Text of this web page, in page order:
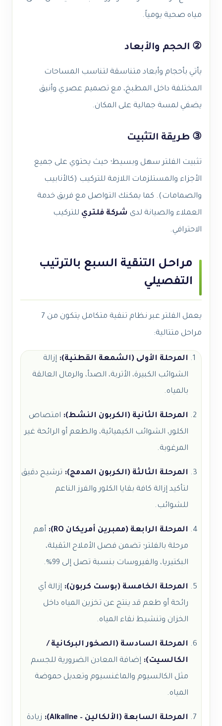
مياه صحية يومياً.
② الحجم والأبعاد
يأتي بأحجام وأبعاد متناسقة لتناسب المساحات
المختلفة داخل المطبخ، مع تصميم عصري وأنيق
يضفي لمسة جمالية على المكان.
③ طريقة التثبيت
تثبيت الفلتر سهل وبسيط؛ حيث يحتوي على جميع
الأجزاء والمستلزمات اللازمة للتركيب (كالأنابيب
والصمامات). كما يمكنك التواصل مع فريق خدمة
العملاء والصيانة لدى شركة فلتري للتركيب
الاحترافي.
مراحـل التنقية السبع بالترتيب
التفصيلي
يعمل الفلتر عبر نظام تنقية متكامل يتكون من 7
مراحل متتالية:
المرحلة الأولى (الشمعة القطنية): إزالة
الشوائب الكبيرة، الأتربة، الصدأ، والرمال العالقة
بالمياه.
المرحلة الثانية (الكربون النشط): امتصاص
الكلور، الشوائب الكيميائية، والطعم أو الرائحة غير
المرغوبة.
المرحلة الثالثة (الكربون المدمج): ترشيح دقيق
لتأكيد إزالة كافة بقايا الكلور والفرز الناعم
للشوائب.
المرحلة الرابعة (ممبرين أمريكان RO):
أهم
مرحلة بالفلتر؛ تضمن فصل الأملاح الثقيلة،
البكتيريا، والفيروسات بنسبة تصل إلى 99%.
المرحلة الخامسة (بوست كربون): إزالة أي
رائحة أو طعم قد ينتج عن تخزين المياه داخل
الخزان وتنشيط نقاء المياه.
المرحلة السادسة (الصخور البركانية /
الكالسيت): إضافة المعادن الضرورية للجسم
مثل الكالسيوم والماغنسيوم وتعديل حموضة
المياه.
المرحلة السابعة (الألكالين – Alkaline):
زيادة